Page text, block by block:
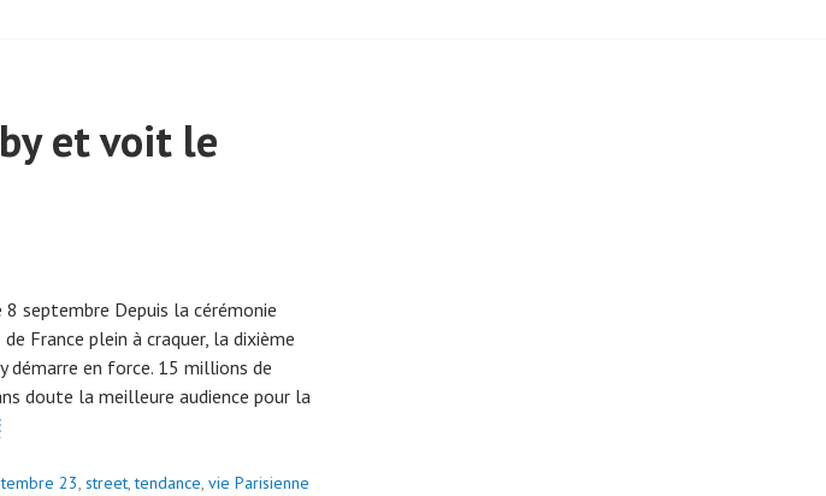
et voit le
septembre Depuis la cérémonie
France plein à craquer, la dixième
démarre en force. 15 millions de
doute la meilleure audience pour la
PARIS
LE
23, street,tendance, vie Parisienne